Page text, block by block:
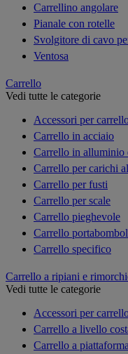
Carrellino angolare
Pianale con rotelle
Svolgitore di cavo
Ventosa
Carrello
Vedi tutte le categorie
Accessori per
Carrello in acciaio
Carrello in alluminio
Carrello per carichi
Carrello per fusti
Carrello per scale
Carrello pieghevole
Carrello
Carrello specifico
Carrello a ripiani e
Vedi tutte le categorie
Accessori per
Carrello a livello
Carrello a piattaforma